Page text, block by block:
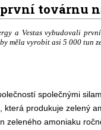
továrnu
a Vestas vybudovali
by měla vyrobit asi 5 000
společnými
produkuje zelený
zeleného amoniaku